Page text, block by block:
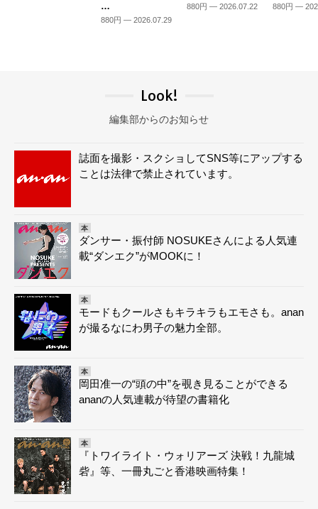
…
880円 — 2026.07.29
880円 — 2026.07.22 880円 —
Look!
編集部からのお知らせ
誌面を撮影・スクショしてSNS等にアップする
ことは法律で禁止されています。
本
ダンサー・振付師 NOSUKEさんによる人気連
載“ダンエク”がMOOKに！
本
モードもクールさもキラキラもエモさも。anan
が撮るなにわ男子の魅力全部。
本
岡田准一の“頭の中”を覗き見ることができる
ananの人気連載が待望の書籍化
本
『トワイライト・ウォリアーズ 決戦！九龍城
砦』等、一冊丸ごと香港映画特集！